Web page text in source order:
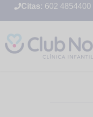
Citas: 602 4854400